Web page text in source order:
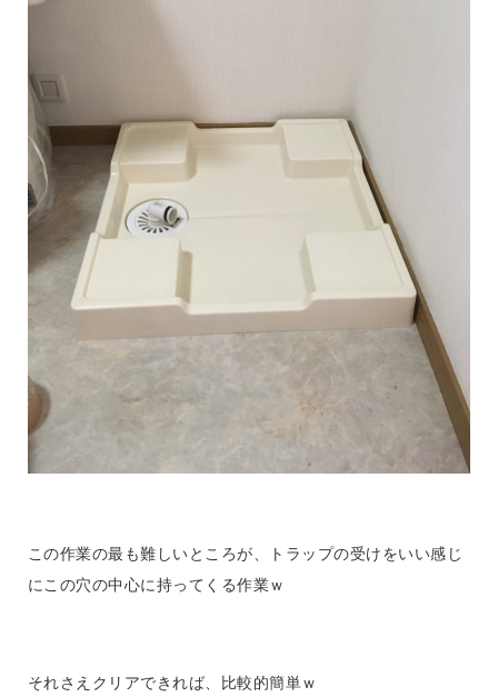
この作業の最も難しいところが、トラップの受けをいい感じ
にこの穴の中心に持ってくる作業ｗ
それさえクリアできれば、比較的簡単ｗ